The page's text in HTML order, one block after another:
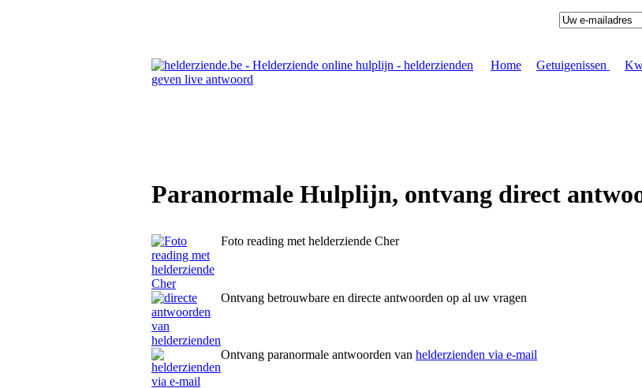
Home
Getuigenissen
Paranormale Hulplijn, ontvang direct
Foto reading met helderziende Cher
Ontvang betrouwbare en directe antwoorden op al uw vragen
Ontvang paranormale antwoorden van helderzienden via e-mail